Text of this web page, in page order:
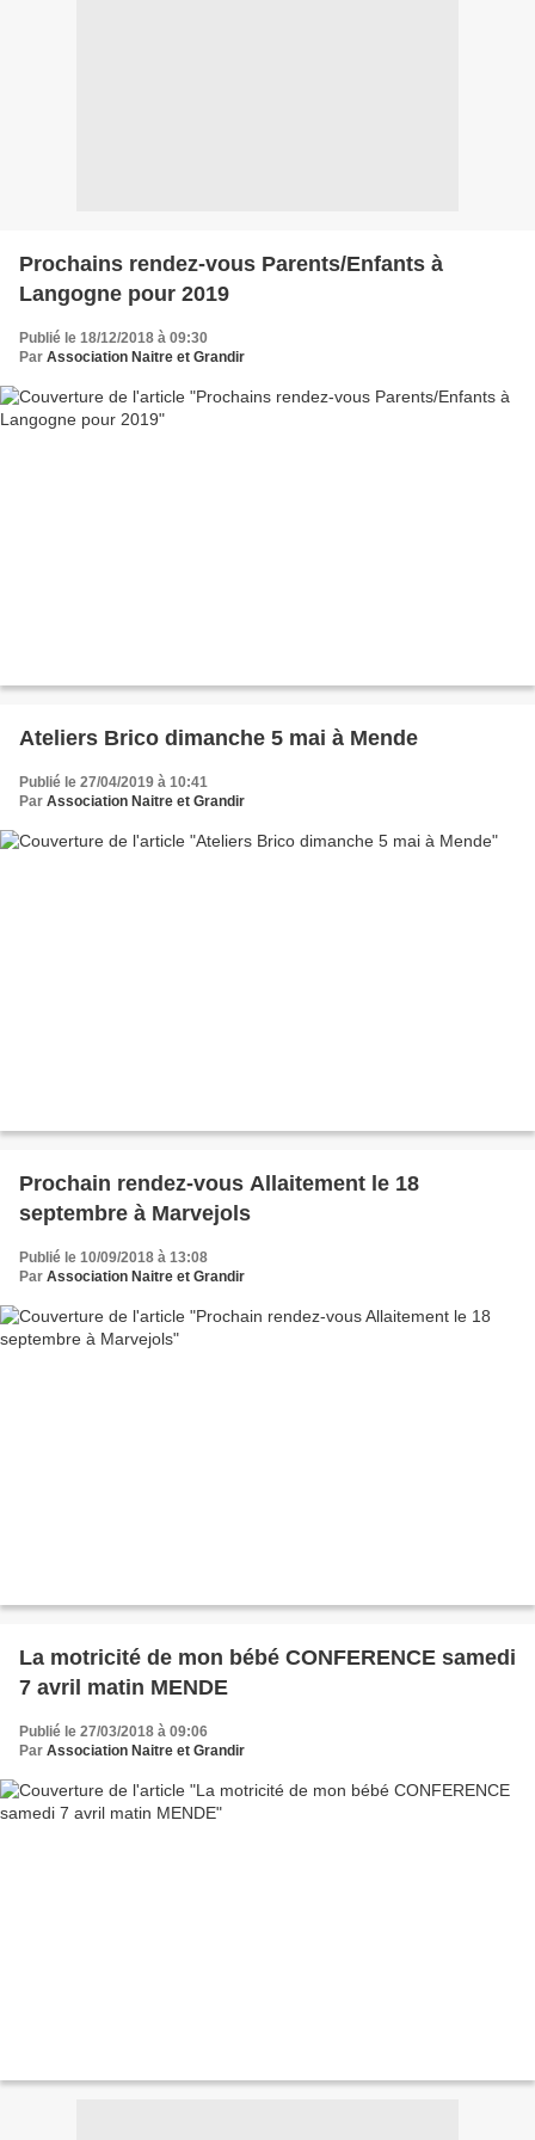
Prochains rendez-vous Parents/Enfants à
Langogne pour 2019
Publié le 18/12/2018 à 09:30
Par Association Naitre et Grandir
Ateliers Brico dimanche 5 mai à Mende
Publié le 27/04/2019 à 10:41
Par Association Naitre et Grandir
Prochain rendez-vous Allaitement le 18
septembre à Marvejols
Publié le 10/09/2018 à 13:08
Par Association Naitre et Grandir
La motricité de mon bébé CONFERENCE samedi
7 avril matin MENDE
Publié le 27/03/2018 à 09:06
Par Association Naitre et Grandir